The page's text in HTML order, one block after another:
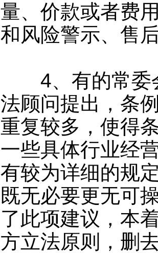
量、价款或者费
和风险警示、售
4、有的常委
法顾问提出，条
重复较多，使得
一些具体行业经
有较为详细的规
既无必要更无可
了此项建议，本
方立法原则，删